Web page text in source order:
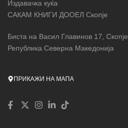
Издавачка куќа
САКАМ КНИГИ ДООЕЛ Скопје
Биста на Васил Главинов 17, Скопје,
Република Северна Македонија
ПРИКАЖИ НА МАПА